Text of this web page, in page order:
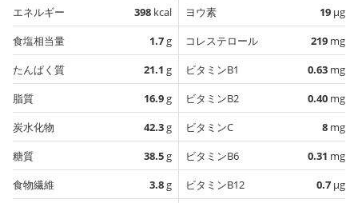
エネルギー 398 kcal
食塩相当量
1.7g
たんぱく質
21.1 g
脂質
16.9g
炭水化物
42.3g
糖質
38.5g
食物繊維
3.8g
ヨウ素 19 µg
コレステロール
219 mg
ビタミンB1
0.63 mg
ビタミンB2
0.40 mg
ビタミンC
8 mg
ビタミンB6
0.31 mg
ビタミンB12
0.7 µg